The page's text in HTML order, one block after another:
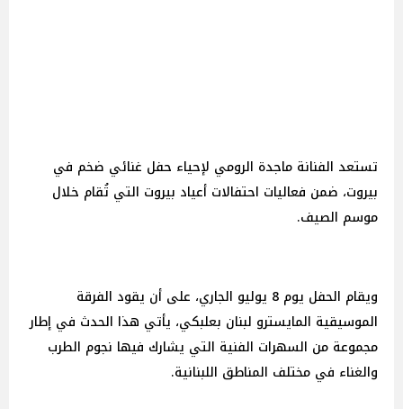
تستعد الفنانة ماجدة الرومي لإحياء حفل غنائي ضخم في
بيروت، ضمن فعاليات احتفالات أعياد بيروت التي تُقام خلال
موسم الصيف.
ويقام الحفل يوم 8 يوليو الجاري، على أن يقود الفرقة
الموسيقية المايسترو لبنان بعلبكي، يأتي هذا الحدث في إطار
مجموعة من السهرات الفنية التي يشارك فيها نجوم الطرب
والغناء في مختلف المناطق اللبنانية.